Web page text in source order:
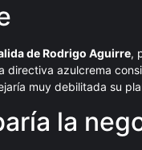
de Rodrigo Aguirre,
directiva azulcrema
muy debilitada su
la